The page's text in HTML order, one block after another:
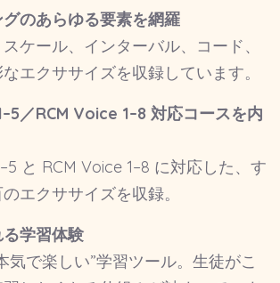
のあらゆる要素を網羅
ケール、インターバル、コード、
エクササイズを収録しています。
／RCM Voice 1–8 対応コースを内
と RCM Voice 1–8 に対応した、す
エクササイズを収録。
学習体験
気で楽しい”学習ツール。生徒がこ